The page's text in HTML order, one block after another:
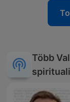
Több